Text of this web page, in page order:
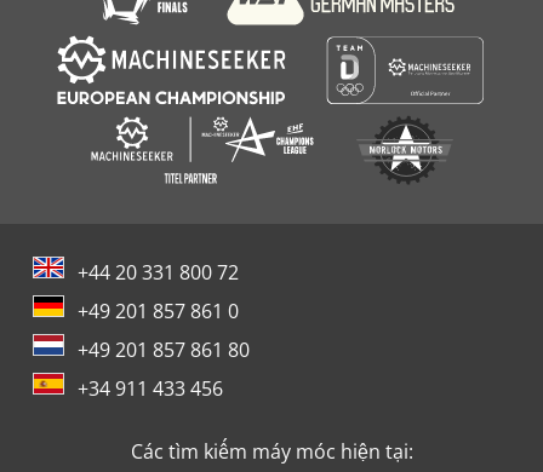
+44 20 331 800 72
+49 201 857 861 0
+49 201 857 861 80
+34 911 433 456
Các tìm kiếm máy móc hiện tại: